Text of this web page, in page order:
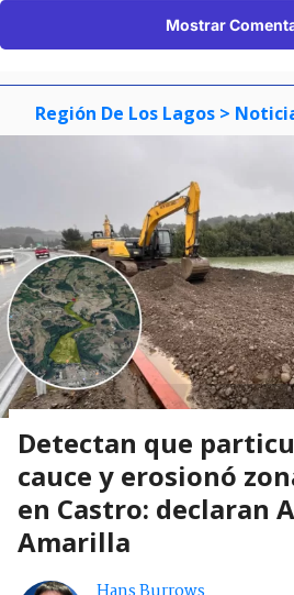
Mostrar
Región De Los Lagos >
Detectan que
cauce y erosionó
en Castro: declaran
Amarilla